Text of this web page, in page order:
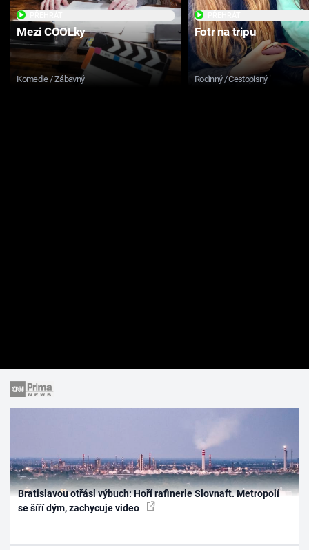
Mezi COOLky
Komedie / Zábavný
Fotr na tripu
Rodinný / Cestopisný
Bratislavou otřásl výbuch: Hoří rafinerie Slovnaft. Metropolí
se šíří dým, zachycuje video